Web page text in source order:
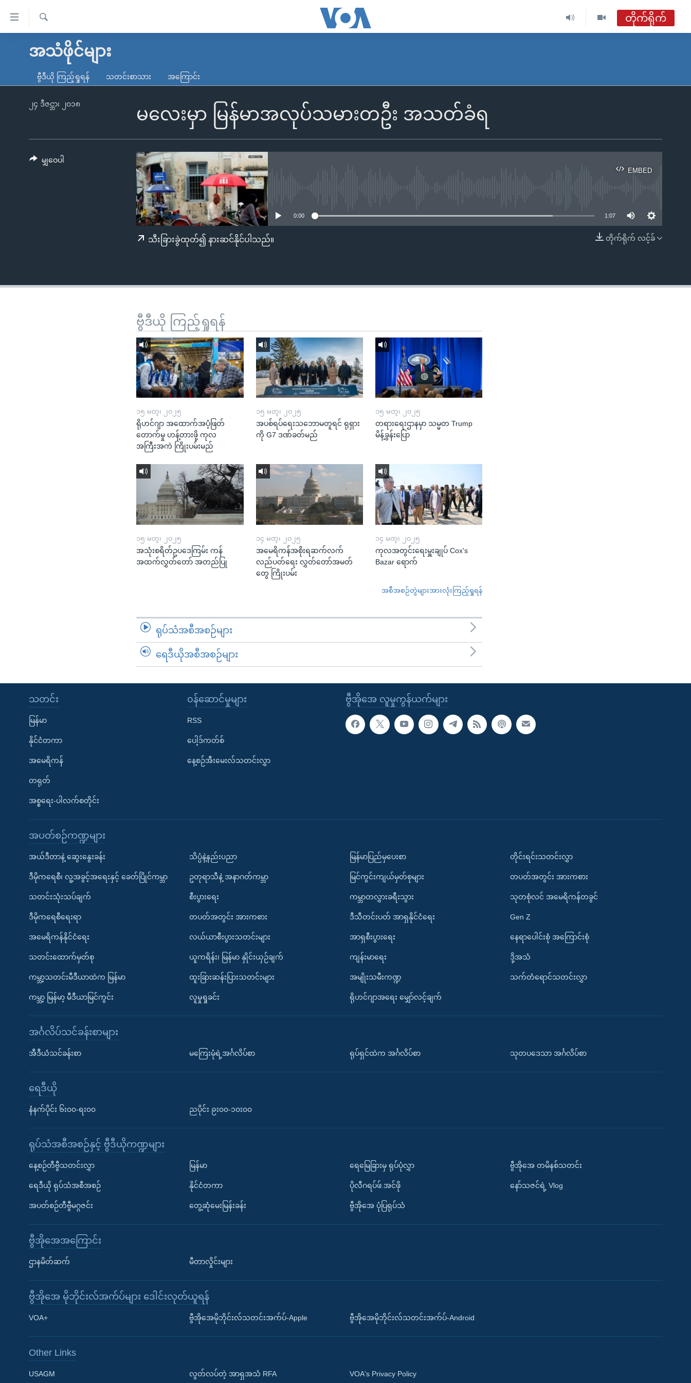
လွယ်ကူ
သည့်
ကျော်
မူလစာမျက်နှာ
ကမ္ဘာ့သတင်းများ
နိုင်ငံတကာ
တရုတ်
အစ္စရေး-ပါလက်စတိုင်း
ရပ်ဝန်းတခု လမ်းတခု အလွန်
အင်္ဂလိပ်စာလေ့လာမယ်
Learning English
ရ
တိုက်ရိုက်
အစီအစဉ်များ
ရေဒီယိုတိုက်ရိုက်နားဆင်ရန်
အသံဖိုင်များ
ဗွီဒီယို ကြည့်ရှုရန် သတင်းစာသား အကြောင်း
မလေးမှာ မြန်မာအလုပ်သမားတဦး အသတ်ခံရ
၂၄ ဒီဇင္ဘာ၊ ၂၀၁၈
EMBED
EMBED
0:00 1:07
တိုက်ရိုက် လင့်ခ်
သီးခြားခွဲထုတ်၍ နားဆင်နိုင်ပါသည်။
မျှဝေပါ
ဗွီဒီယို ကြည့်ရှုရန်
၁၅ မတ္၊ ၂၀၂၅
ရိုဟင်ဂျာ အထောက်အပံ့ဖြတ်
တောက်မှု ဟန့်တားဖို့ ကုလ
အကြီးအကဲ ကြိုးပမ်းမည်
၁၅ မတ္၊ ၂၀၂၅
အပစ်ရပ်ရေးသဘောမတူရင် ရုရှား
ကို G7 ဒဏ်ခတ်မည်
၁၅ မတ္၊ ၂၀၂၅
တရားရေးဌာနမှာ သမ္မတ Trump
မိန့်ခွန်းပြော
၁၅ မတ္၊ ၂၀၂၅
အသုံးစရိတ်ဥပဒေကြမ်း ကန်
အထက်လွှတ်တော် အတည်ပြု
၁၄ မတ္၊ ၂၀၂၅
အမေရိကန်အစိုးရဆက်လက်
လည်ပတ်ရေး လွှတ်တော်အမတ်
တွေ ကြိုးပမ်း
၁၄ မတ္၊ ၂၀၂၅
ကုလအတွင်းရေးမှူးချုပ် Cox's
Bazar ရောက်
အစီအစဉ်တွဲများအားလုံးကြည့်ရှုရန်
ရုပ်သံအစီအစဉ်များ
ရေဒီယိုအစီအစဉ်များ
ဗွီအိုအေ လူမှုကွန်ယက်များ
သတင်း
မြန်မာ
နိုင်ငံတကာ
အမေရိကန်
တရုတ်
အစ္စရေး-ပါလက်စတိုင်း
၀န်ဆောင်မှုများ
RSS
ပေါ့ဒ်ကတ်စ်
နေ့စဉ်အီးမေးလ်သတင်းလွှာ
အပတ်စဉ်ကဏ္ဍများ
အယ်ဒီတာနဲ့ ဆွေးနွေးခန်း
ဒီမိုကရေစီ၊ လူ့အခွင့်အရေးနှင့် ခေတ်ပြိုင်ကမ္ဘာ
သတင်းသုံးသပ်ချက်
ဒီမိုကရေစီရေးရာ
အမေရိကန်နိုင်ငံရေး
သတင်းထောက်မှတ်စု
ကမ္ဘာ့သတင်းမီဒီယာထဲက မြန်မာ
ကမ္ဘာ့ မြန်မာ့ မီဒီယာမြင်ကွင်း
သိပ္ပံနဲ့နည်းပညာ
ဥတုရာသီနဲ့ အနာဂတ်ကမ္ဘာ
စီးပွားရေး
တပတ်အတွင်း အားကစား
လယ်ယာစီးပွားသတင်းများ
ယူကရိန်း၊ မြန်မာ နှိုင်းယှဉ်ချက်
ထူးခြားဆန်းပြားသတင်းများ
လူမှုရှုခင်း
မြန်မာပြည်မှပေးစာ
မြင်ကွင်းကျယ်မှတ်စုများ
ကမ္ဘာတလွှားခရီးသွား
ဒီသီတင်းပတ် အာရှနိုင်ငံရေး
အာရှစီးပွားရေး
ကျန်းမာရေး
အမျိုးသမီးကဏ္ဍ
ရိုဟင်ဂျာအရေး မျှော်လင့်ချက်
တိုင်းရင်းသတင်းလွှာ
တပတ်အတွင်း အားကစား
သုတစုံလင် အမေရိကန်တခွင်
Gen Z
နေရာပေါင်းစုံ အကြောင်းစုံ
ဒို့အသံ
သက်တံရောင်သတင်းလွှာ
အင်္ဂလိပ်သင်ခန်းစာများ
အီဒီယံသင်ခန်းစာ မကြေးမုံရဲ့အင်္ဂလိပ်စာ ရုပ်ရှင်ထဲက အင်္ဂလိပ်စာ သုတပဒေသာ အင်္ဂလိပ်စာ
ရေဒီယို
နံနက်ပိုင်း ၆း၀၀-ရး၀၀ ညပိုင်း ၉း၀၀-၁၀း၀၀
ရုပ်သံအစီအစဉ်နှင့် ဗွီဒီယိုကဏ္ဍများ
နေ့စဉ်တီဗွီသတင်းလွှာ
ရေဒီယို ရုပ်သံအစီအစဉ်
အပတ်စဉ်တီဗွီမဂ္ဂဇင်း
မြန်မာ
နိုင်ငံတကာ
တွေ့ဆုံမေးမြန်းခန်း
ရေမြေခြားမှ ရုပ်ပုံလွှာ
ပိုလီဂရပ်ဖ်.အင်ဖို
ဗွီအိုအေ ပုံပြရုပ်သံ
ဗွီအိုအေ တမိနစ်သတင်း
နော်သဇင်ရဲ့ Vlog
ဗွီအိုအေအကြောင်း
ဌာနမိတ်ဆက် မီတာလှိုင်းများ
ဗွီအိုအေ မိုဘိုင်းလ်အက်ပ်များ ဒေါင်းလုတ်ယူရန်
VOA+ ဗွီအိုအေမိုဘိုင်းလ်သတင်းအက်ပ်-Apple ဗွီအိုအေမိုဘိုင်းလ်သတင်းအက်ပ်-Android
Other Links
USAGM လွတ်လပ်တဲ့ အာရှအသံ RFA VOA's Privacy Policy